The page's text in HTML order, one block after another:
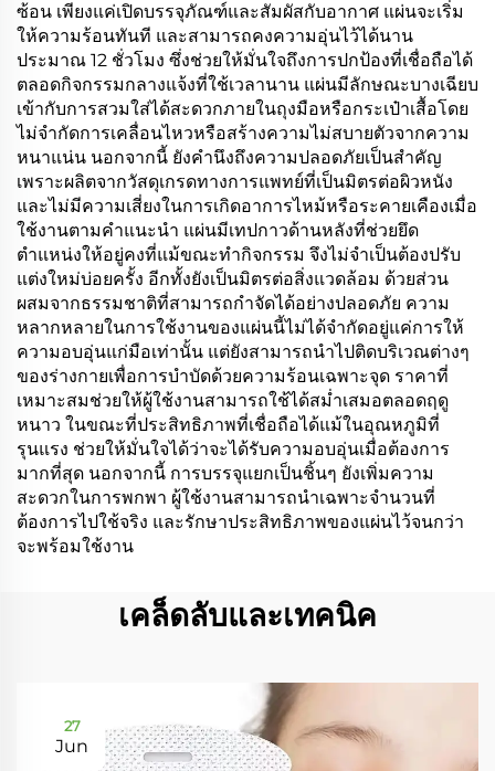
ซ้อน เพียงแค่เปิดบรรจุภัณฑ์และสัมผัสกับอากาศ แผ่นจะเริ่ม
ให้ความร้อนทันที และสามารถคงความอุ่นไว้ได้นาน
ประมาณ 12 ชั่วโมง ซึ่งช่วยให้มั่นใจถึงการปกป้องที่เชื่อถือได้
ตลอดกิจกรรมกลางแจ้งที่ใช้เวลานาน แผ่นมีลักษณะบางเฉียบ
เข้ากับการสวมใส่ได้สะดวกภายในถุงมือหรือกระเป๋าเสื้อโดย
ไม่จำกัดการเคลื่อนไหวหรือสร้างความไม่สบายตัวจากความ
หนาแน่น นอกจากนี้ ยังคำนึงถึงความปลอดภัยเป็นสำคัญ
เพราะผลิตจากวัสดุเกรดทางการแพทย์ที่เป็นมิตรต่อผิวหนัง
และไม่มีความเสี่ยงในการเกิดอาการไหม้หรือระคายเคืองเมื่อ
ใช้งานตามคำแนะนำ แผ่นมีเทปกาวด้านหลังที่ช่วยยึด
ตำแหน่งให้อยู่คงที่แม้ขณะทำกิจกรรม จึงไม่จำเป็นต้องปรับ
แต่งใหม่บ่อยครั้ง อีกทั้งยังเป็นมิตรต่อสิ่งแวดล้อม ด้วยส่วน
ผสมจากธรรมชาติที่สามารถกำจัดได้อย่างปลอดภัย ความ
หลากหลายในการใช้งานของแผ่นนี้ไม่ได้จำกัดอยู่แค่การให้
ความอบอุ่นแก่มือเท่านั้น แต่ยังสามารถนำไปติดบริเวณต่างๆ
ของร่างกายเพื่อการบำบัดด้วยความร้อนเฉพาะจุด ราคาที่
เหมาะสมช่วยให้ผู้ใช้งานสามารถใช้ได้สม่ำเสมอตลอดฤดู
หนาว ในขณะที่ประสิทธิภาพที่เชื่อถือได้แม้ในอุณหภูมิที่
รุนแรง ช่วยให้มั่นใจได้ว่าจะได้รับความอบอุ่นเมื่อต้องการ
มากที่สุด นอกจากนี้ การบรรจุแยกเป็นชิ้นๆ ยังเพิ่มความ
สะดวกในการพกพา ผู้ใช้งานสามารถนำเฉพาะจำนวนที่
ต้องการไปใช้จริง และรักษาประสิทธิภาพของแผ่นไว้จนกว่า
จะพร้อมใช้งาน
เคล็ดลับและเทคนิค
27
Jun